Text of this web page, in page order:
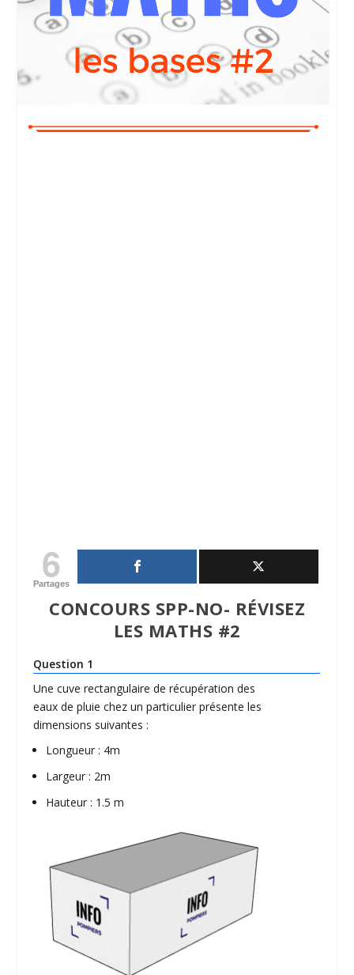
6
Partages
CONCOURS SPP-NO- RÉVISEZ
LES MATHS #2
Question 1
Une cuve rectangulaire de récupération des
eaux de pluie chez un particulier présente les
dimensions suivantes :
Longueur : 4m
Largeur : 2m
Hauteur : 1.5 m